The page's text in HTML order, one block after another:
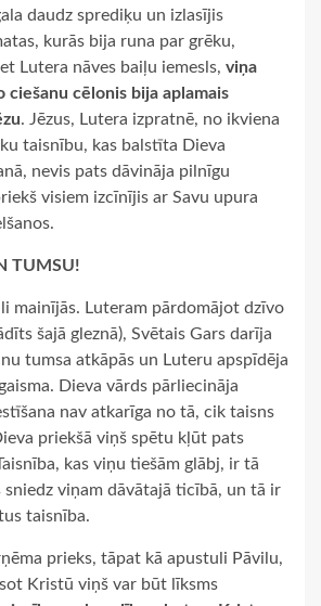
daudz sprediķu un izlasījis
kurās bija runa par grēku,
Lutera nāves baiļu iemesls, viņa
ciešanu cēlonis bija aplamais
. Jēzus, Lutera izpratnē, no ikviena
taisnību, kas balstīta Dieva
nevis pats dāvināja pilnīgu
visiem izcīnījis ar Savu upura
TUMSU!
mainījās. Luteram pārdomājot dzīvo
šajā gleznā), Svētais Gars darīja
tumsa atkāpās un Luteru apspīdēja
Dieva vārds pārliecināja
nav atkarīga no tā, cik taisns
priekšā viņš spētu kļūt pats
kas viņu tiešām glābj, ir tā
sniedz viņam dāvātajā ticībā, un tā ir
taisnība.
prieks, tāpat kā apustuli Pāvilu,
Kristū viņš var būt līksms